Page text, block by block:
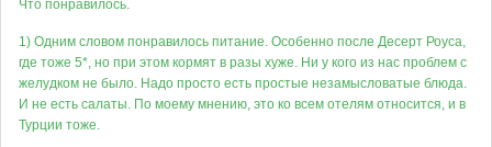
Что понравилось.
1) Одним словом понравилось питание. Особенно после Десерт Роуса,
где тоже 5*, но при этом кормят в разы хуже. Ни у кого из нас проблем с
желудком не было. Надо просто есть простые незамысловатые блюда.
И не есть салаты. По моему мнению, это ко всем отелям относится, и в
Турции тоже.